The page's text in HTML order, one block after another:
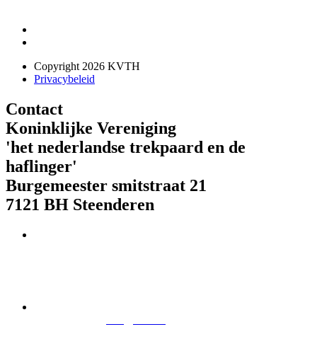
Copyright 2026 KVTH
Privacybeleid
Contact
Koninklijke Vereniging
'het nederlandse trekpaard en de
haflinger'
Burgemeester smitstraat 21
7121 BH Steenderen